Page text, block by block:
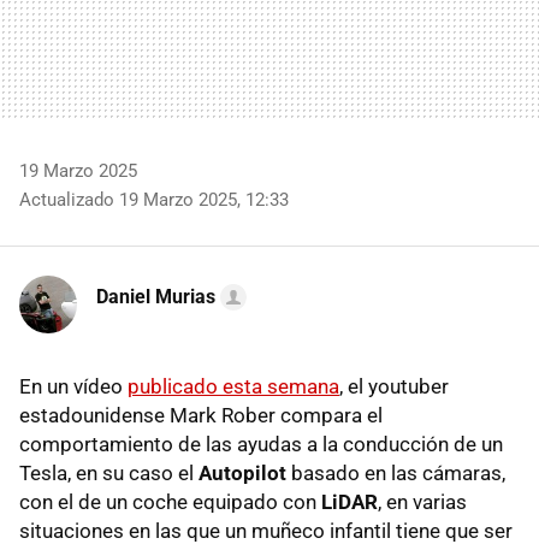
19 Marzo 2025
Actualizado 19 Marzo 2025, 12:33
Daniel Murias
En un vídeo publicado esta semana, el youtuber
estadounidense Mark Rober compara el
comportamiento de las ayudas a la conducción de un
Tesla, en su caso el Autopilot basado en las cámaras,
con el de un coche equipado con LiDAR, en varias
situaciones en las que un muñeco infantil tiene que ser